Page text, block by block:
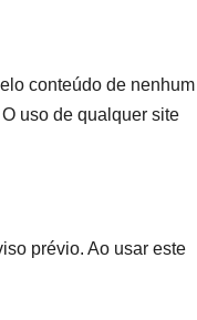
conteúdo de nenhum
uso de qualquer site
prévio. Ao usar este